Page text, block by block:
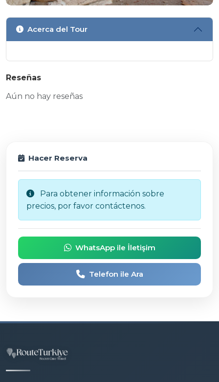
Acerca del Tour
Reseñas
Aún no hay reseñas
Hacer Reserva
Para obtener información sobre
precios, por favor contáctenos.
WhatsApp ile İletişim
Telefon ile Ara